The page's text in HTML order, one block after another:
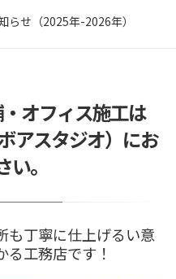
らせ（2025年-2026年）
&オフィスのビル。広々とし
店舗の設計業者を選ぶための
オフィス施工は
アスタジオ）にお
。
も丁寧に仕上げるい意
る工務店です！